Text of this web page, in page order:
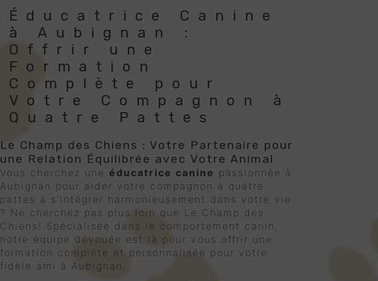
Éducatrice Canine
à Aubignan :
Offrir une
Formation
Complète pour
Votre Compagnon à
Quatre Pattes
Le Champ des Chiens : Votre Partenaire pour
une Relation Équilibrée avec Votre Animal
Vous cherchez une éducatrice canine passionnée à
Aubignan pour aider votre compagnon à quatre
pattes à s'intégrer harmonieusement dans votre vie
? Ne cherchez pas plus loin que Le Champ des
Chiens! Spécialisée dans le comportement canin,
notre équipe dévouée est là pour vous offrir une
formation complète et personnalisée pour votre
fidèle ami à Aubignan.